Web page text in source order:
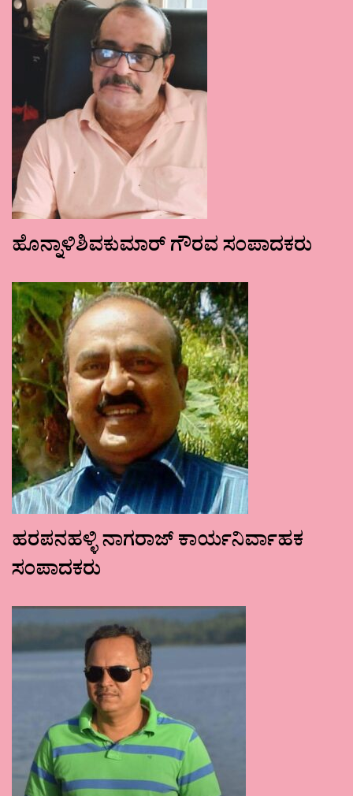
ಹೊನ್ನಾಳಿಶಿವಕುಮಾರ್ ಗೌರವ ಸಂಪಾದಕರು
ಹರಪನಹಳ್ಳಿ ನಾಗರಾಜ್ ಕಾರ್ಯನಿರ್ವಾಹಕ
ಸಂಪಾದಕರು